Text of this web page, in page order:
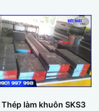
Thép làm khuôn SKS3